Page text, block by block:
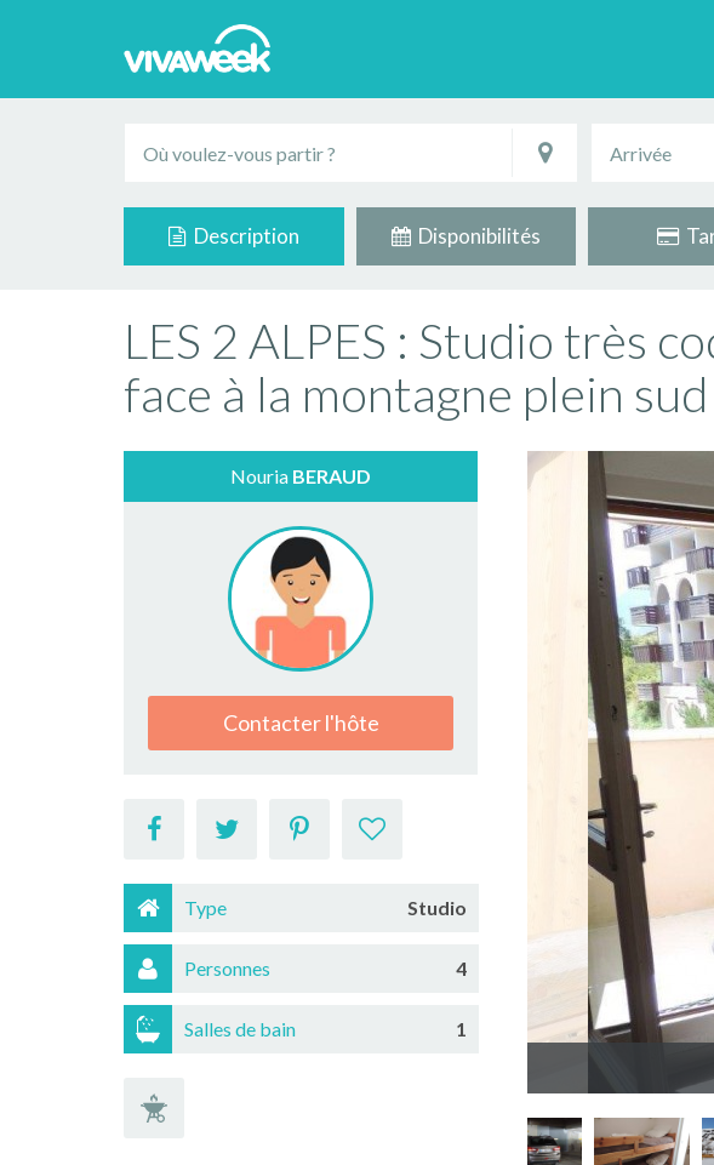
Description Disponibilités
LES 2 ALPES : Studio très
face à la montagne plein sud
Nouria BERAUD
Contacter l'hôte
Type Studio
Personnes 4
Salles de bain
1